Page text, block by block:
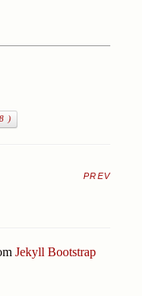
)
PREV
Jekyll Bootstrap